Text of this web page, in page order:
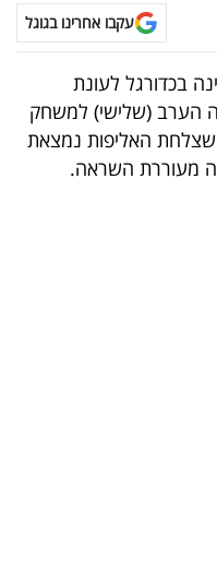
עקבו אחרינו בגוגל
בכדורגל לעונת
הערב (שלישי) למשחק
שצלחת האליפות נמצאת
מעוררת השראה.